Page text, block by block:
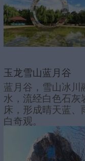
玉龙雪山蓝月谷
蓝月谷，雪山冰川
水，流经白色石灰
床，形成晴天蓝、
白奇观。